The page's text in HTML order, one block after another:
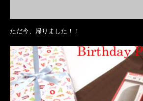
ただ今、帰りました！！